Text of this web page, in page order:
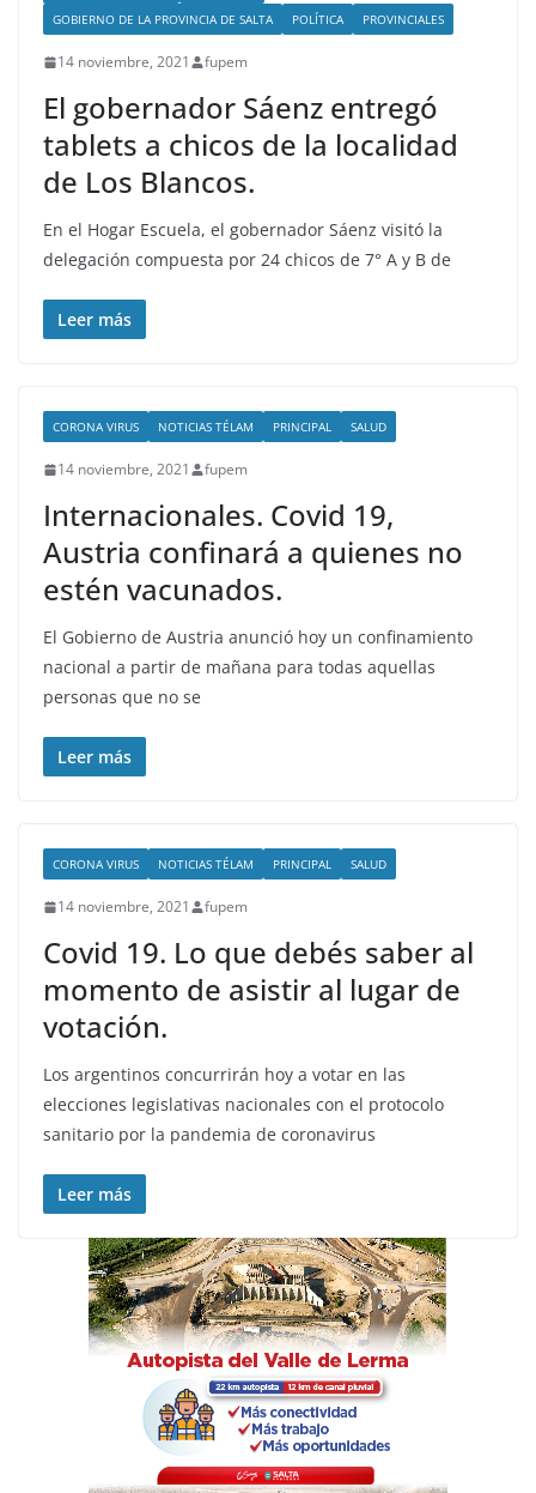
GOBIERNO DE LA PROVINCIA DE SALTA
POLÍTICA PROVINCIALES
14 noviembre, 2021 fupem
El gobernador Sáenz entregó
tablets a chicos de la localidad
de Los Blancos.
En el Hogar Escuela, el gobernador Sáenz visitó la
delegación compuesta por 24 chicos de 7° A y B de
Leer más
CORONA VIRUS NOTICIAS TÉLAM PRINCIPAL SALUD
14 noviembre, 2021 fupem
Internacionales. Covid 19,
Austria confinará a quienes no
estén vacunados.
El Gobierno de Austria anunció hoy un confinamiento
nacional a partir de mañana para todas aquellas
personas que no se
Leer más
CORONA VIRUS NOTICIAS TÉLAM PRINCIPAL SALUD
14 noviembre, 2021 fupem
Covid 19. Lo que debés saber al
momento de asistir al lugar de
votación.
Los argentinos concurrirán hoy a votar en las
elecciones legislativas nacionales con el protocolo
sanitario por la pandemia de coronavirus
Leer más